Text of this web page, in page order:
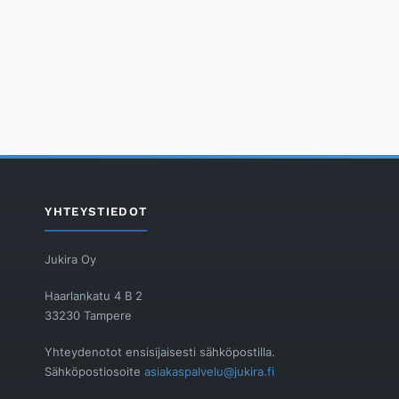
YHTEYSTIEDOT
Jukira Oy
Haarlankatu 4 B 2
33230 Tampere
Yhteydenotot ensisijaisesti sähköpostilla.
Sähköpostiosoiteasiakaspalvelu@jukira.fi